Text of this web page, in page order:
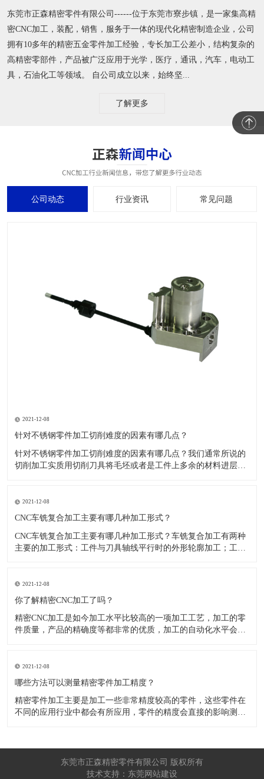
东莞市正森精密零件有限公司------位于东莞市寮步镇，是一家集高精
密CNC加工，装配，销售，服务于一体的现代化精密制造企业，公司
拥有10多年的精密五金零件加工经验，专长加工公差小，结构复杂的
高精密零部件，产品被广泛应用于光学，医疗，通讯，汽车，电动工
具，石油化工等领域。 自公司成立以来，始终坚...
了解更多
公司动态 行业资讯 常见问题
2021-12-08
针对不锈钢零件加工切削难度的因素有哪几点？
针对不锈钢零件加工切削难度的因素有哪几点？我们通常所说的
切削加工实质用切削刀具将毛坯或者是工件上多余的材料进层进
其他的常规材料，比如铜材和铝合金，究其原因有以下几个关键
因素： 一
2021-12-08
CNC车铣复合加工主要有哪几种加工形式？
CNC车铣复合加工主要有哪几种加工形式？车铣复合加工有两种
主要的加工形式：工件与刀具轴线平行时的外形轮廓加工；工件
2021-12-08
​你了解精密CNC加工了吗？
精密CNC加工是如今加工水平比较高的一项加工工艺，加工的零
件质量，产品的精确度等都非常的优质，加工的自动化水平会比
自动化技术水平高，非常适合加工轮廊样子繁杂的曲线图，斜面
零
2021-12-08
​哪些方法可以测量精密零件加工精度？
精密零件加工主要是加工一些非常精度较高的零件，这些零件在
不同的应用行业中都会有所应用，零件的精度会直接的影响测量
工按量具量仪的读数值是否直接表示被测尺寸的数值，可分为测
东莞市正森精密零件有限公司 版权所有
技术支持：东莞网站建设